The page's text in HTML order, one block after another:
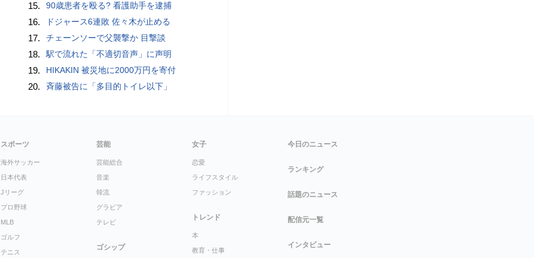
15. 90歳患者を殴る? 看護助手を逮捕
16. ドジャース6連敗 佐々木が止める
17. チェーンソーで父襲撃か 目撃談
18. 駅で流れた「不適切音声」に声明
19. HIKAKIN 被災地に2000万円を寄付
20. 斉藤被告に「多目的トイレ以下」
スポーツ
海外サッカー
日本代表
Jリーグ
プロ野球
MLB
ゴルフ
テニス
芸能
芸能総合
音楽
韓流
グラビア
テレビ
ゴシップ
女子
恋愛
ライフスタイル
ファッション
トレンド
本
教育・仕事
今日のニュース
ランキング
話題のニュース
配信元一覧
インタビュー